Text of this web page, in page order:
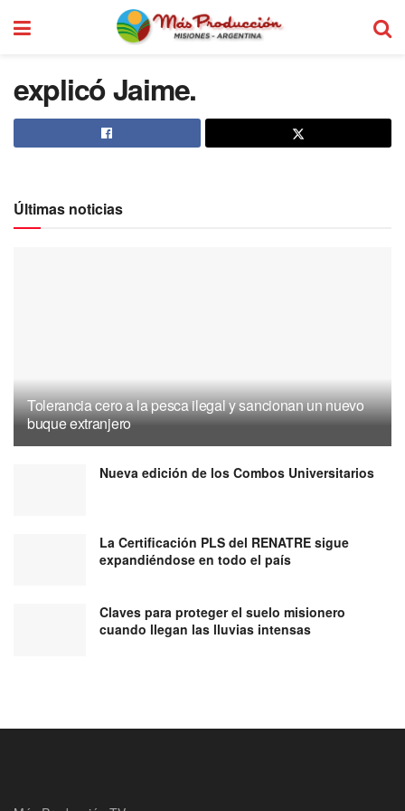
explicó Jaime.
Últimas noticias
Tolerancia cero a la pesca ilegal y sancionan un nuevo
buque extranjero
Nueva edición de los Combos Universitarios
La Certificación PLS del RENATRE sigue
expandiéndose en todo el país
Claves para proteger el suelo misionero
cuando llegan las lluvias intensas